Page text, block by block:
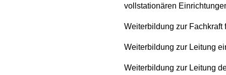
vollstationären
Weiterbildung zur
Weiterbildung zur Leitung
Weiterbildung zur Leitung